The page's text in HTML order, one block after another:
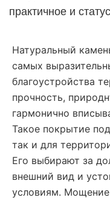
практичное и
Натуральный
самых
благоустройства
прочность,
гармонично
Такое покрытие
так и для
Его выбирают за
внешний вид и
условиям.